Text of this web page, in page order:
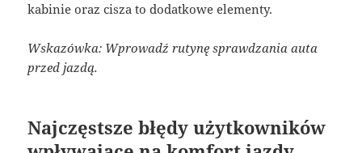
kabinie oraz cisza to dodatkowe elementy.
Wskazówka: Wprowadź rutynę sprawdzania auta
przed jazdą.
Najczęstsze błędy użytkowników